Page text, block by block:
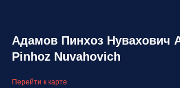
Адамов Пинхоз Нувахович
Pinhoz Nuvahovich
Перейти к карте